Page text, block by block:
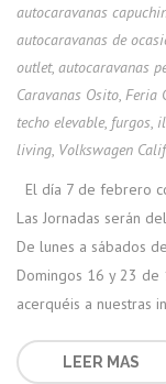
autocaravanas
autocaravanas de
outlet, autocaravanas
Caravanas Osito, Feria
techo elevable, furgos,
living, Volkswagen
El día 7 de febrero
Las Jornadas serán
De lunes a sábados
Domingos 16 y 23
acerquéis a nuestras
LEER MAS